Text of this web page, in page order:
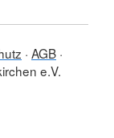
AGB
e.V.